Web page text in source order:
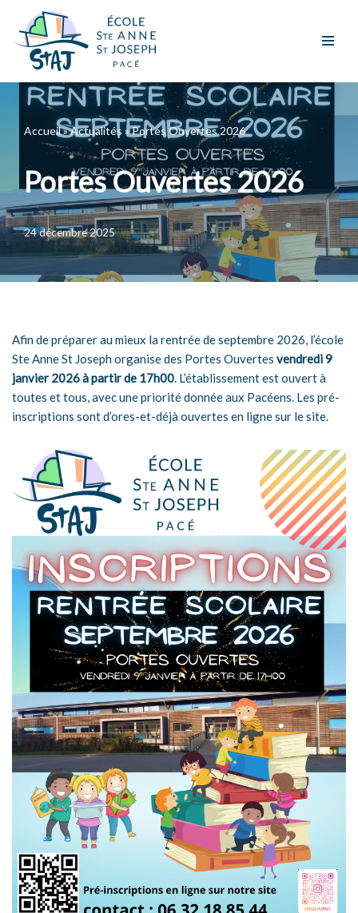
Aller
contenu
Accueil»Actualités»Portes Ouvertes 2026
Portes Ouvertes 2026
24 décembre 2025
Afin de préparer au mieux la rentrée de septembre 2026, l’école
Ste Anne St Joseph organise des Portes Ouvertes vendredi 9
janvier 2026 à partir de 17h00. L’établissement est ouvert à
toutes et tous, avec une priorité donnée aux Pacéens. Les pré-
inscriptions sont d’ores-et-déjà ouvertes en ligne sur le site.